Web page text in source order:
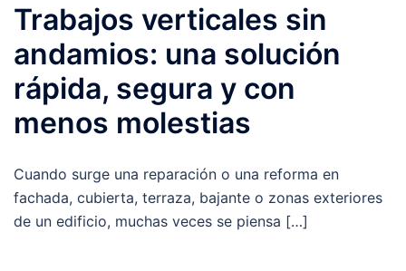
Trabajos verticales sin
andamios: una solución
rápida, segura y con
menos molestias
Cuando surge una reparación o una reforma en
fachada, cubierta, terraza, bajante o zonas exteriores
de un edificio, muchas veces se piensa […]